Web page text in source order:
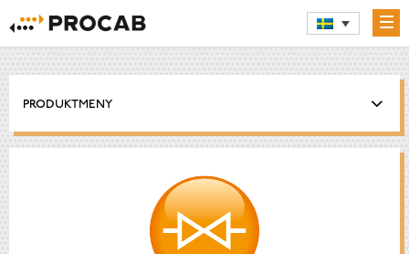
PRODUKTMENY